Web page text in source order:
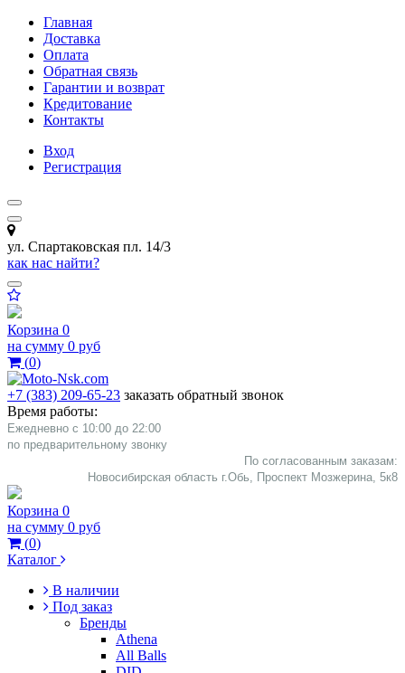
Главная
Доставка
Оплата
Обратная связь
Гарантии и возврат
Кредитование
Контакты
Вход
Регистрация
ул. Спартаковская пл. 14/3
как нас найти?
Корзина 0
на сумму 0 руб
(0)
+7 (383) 209-65-23 заказать обратный звонок
Время работы:
Ежедневно с 10:00 до 22:00
​по предварительному звонку
По согласованным заказам:
Новосибирская область г.Обь, Проспект Мозжерина, 5к8​
Корзина 0
на сумму 0 руб
(0)
Каталог
В наличии
Под заказ
Бренды
Athena
All Balls